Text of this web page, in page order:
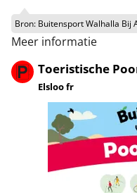
Bron: Buitensport Walhalla Bij
Meer informatie
Toeristische
Elsloo fr